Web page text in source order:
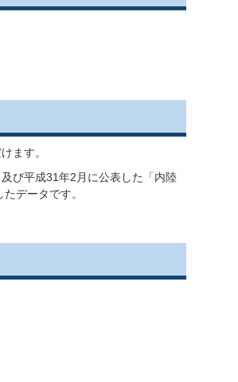
ます。
び平成31年2月に公表した「内陸
データです。